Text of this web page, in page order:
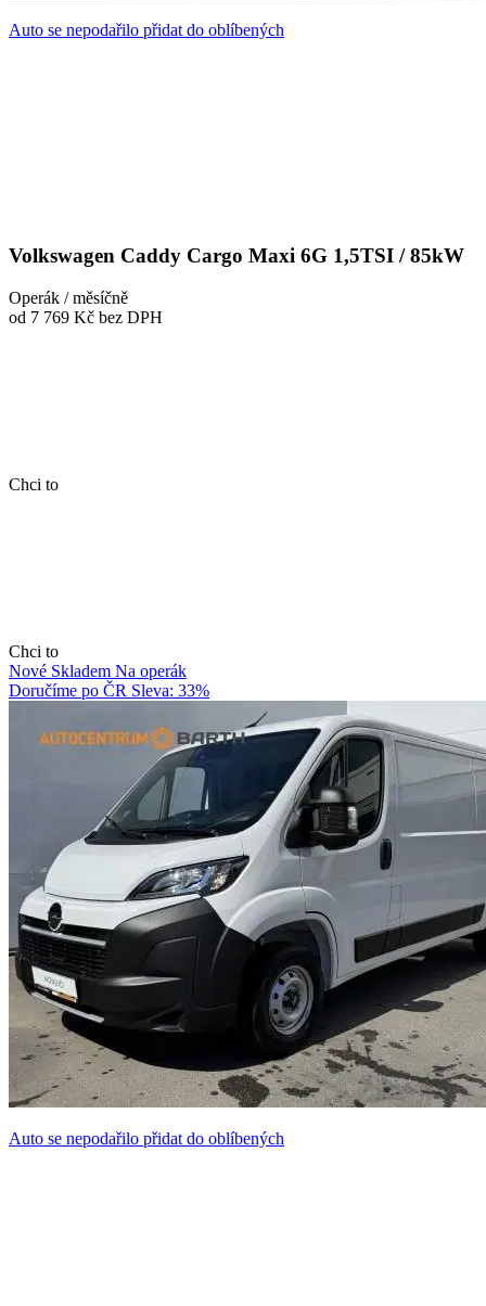
Auto se nepodařilo přidat do oblíbených
Volkswagen Caddy Cargo Maxi 6G 1,5TSI / 85kW
Operák / měsíčně
od 7 769 Kč bez DPH
Chci to
Chci to
Nové Skladem Na operák
Doručíme po ČR Sleva: 33%
Auto se nepodařilo přidat do oblíbených